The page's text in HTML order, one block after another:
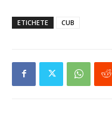
ETICHETE CUB